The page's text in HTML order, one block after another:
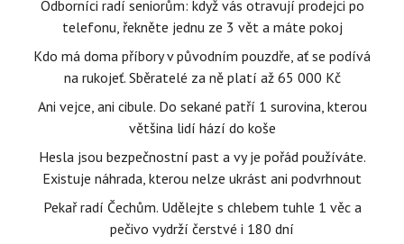
Odborníci radí seniorům: když vás otravují prodejci po
telefonu, řekněte jednu ze 3 vět a máte pokoj
Kdo má doma příbory v původním pouzdře, ať se podívá
na rukojeť. Sběratelé za ně platí až 65 000 Kč
Ani vejce, ani cibule. Do sekané patří 1 surovina, kterou
většina lidí hází do koše
Hesla jsou bezpečnostní past a vy je pořád používáte.
Existuje náhrada, kterou nelze ukrást ani podvrhnout
Pekař radí Čechům. Udělejte s chlebem tuhle 1 věc a
pečivo vydrží čerstvé i 180 dní